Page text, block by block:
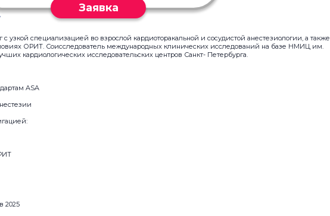
Заявка
узкой специализацией во взрослой кардиоторакальной и сосудистой анестезиологии, а также
ОРИТ. Соисследователь международных клинических исследований на базе НМИЦ им.
кардиологических исследовательских центров Санкт- Петербурга.
ASA
2025